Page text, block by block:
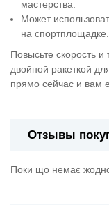
мастерства.
Может
на спортплощадке.
Повысьте скорость и
двойной ракеткой
прямо сейчас и вам
Отзывы
Поки що немає